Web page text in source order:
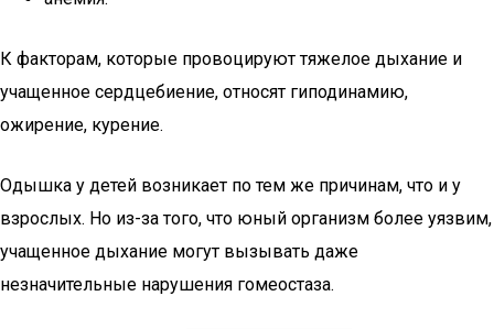
К факторам, которые провоцируют тяжелое дыхание и
учащенное сердцебиение, относят гиподинамию,
ожирение, курение.
Одышка у детей возникает по тем же причинам, что и у
взрослых. Но из-за того, что юный организм более уязвим,
учащенное дыхание могут вызывать даже
незначительные нарушения гомеостаза.